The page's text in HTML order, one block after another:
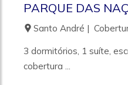
PARQUE DAS
Santo André |
3 dormitórios, 1 suíte,
cobertura ...